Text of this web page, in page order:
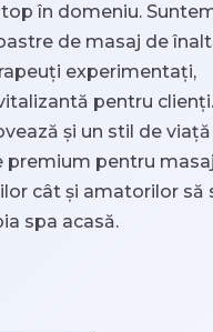
în domeniu.
de masaj de
experimentați,
pentru clienți.
și un stil de viață
premium pentru
cât și amatorilor să
spa acasă.